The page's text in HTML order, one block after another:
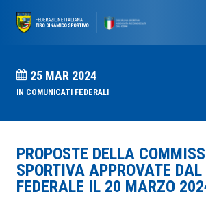
25 MAR 2024
IN COMUNICATI FEDERALI
PROPOSTE DELLA
SPORTIVA APPROVATE
FEDERALE IL 20 MARZO